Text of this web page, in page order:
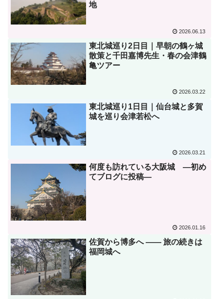
地
2026.06.13
東北城巡り2日目｜早朝の鶴ヶ城
散策と千田嘉博先生・春の会津鶴
亀ツアー
2026.03.22
東北城巡り1日目｜仙台城と多賀
城を巡り会津若松へ
2026.03.21
何度も訪れている大阪城 ―初め
てブログに投稿―
2026.01.16
佐賀から博多へ ―― 旅の続きは
福岡城へ